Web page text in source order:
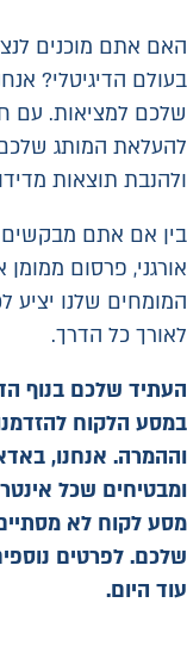
האם אתם מוכנים
בעולם הדיגיטלי?
שלכם למציאות. עם
להעלאת המותג
ולהנבת תוצאות
בין אם אתם
אורגני, פרסום
המומחים שלנו יציע
לאורך כל הדרך.
העתיד שלכם בנוף
במסע הלקוח
וההמרה. אנחנו,
ומבטיחים שכל
מסע לקוח לא
שלכם. לפרטים
עוד היום.